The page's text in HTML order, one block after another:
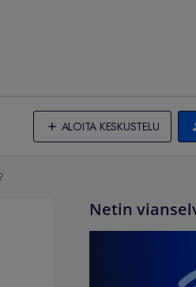
ALOITA KESKUSTELU
Netin